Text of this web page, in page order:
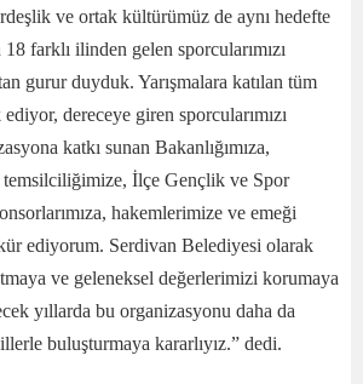
ve ortak kültürümüz de aynı hedefte
farklı ilinden gelen sporcularımızı
gurur duyduk. Yarışmalara katılan tüm
ediyor, dereceye giren sporcularımızı
katkı sunan Bakanlığımıza,
İlçe Gençlik ve Spor
hakemlerimize ve emeği
ediyorum. Serdivan Belediyesi olarak
ve geleneksel değerlerimizi korumaya
yıllarda bu organizasyonu daha da
buluşturmaya kararlıyız.” dedi.